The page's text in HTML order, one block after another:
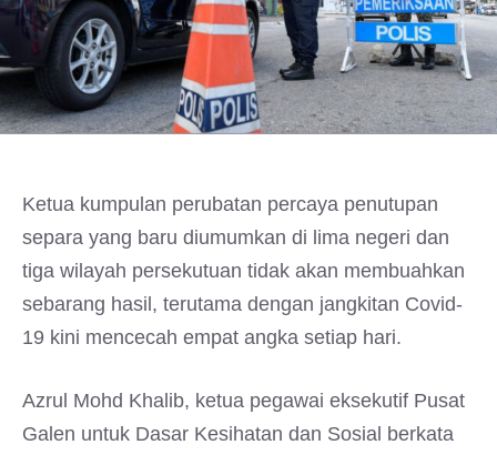
Ketua kumpulan perubatan percaya penutupan
separa yang baru diumumkan di lima negeri dan
tiga wilayah persekutuan tidak akan membuahkan
sebarang hasil, terutama dengan jangkitan Covid-
19 kini mencecah empat angka setiap hari.
Azrul Mohd Khalib, ketua pegawai eksekutif Pusat
Galen untuk Dasar Kesihatan dan Sosial berkata